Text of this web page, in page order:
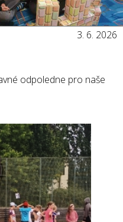
3. 6. 2026
odpoledne pro naše